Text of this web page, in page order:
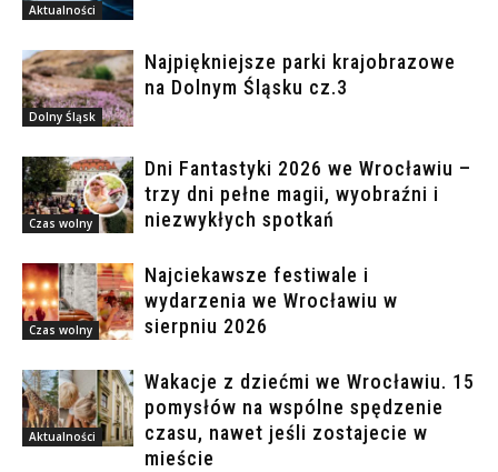
Aktualności
Dolny Śląsk
Najpiękniejsze parki krajobrazowe
na Dolnym Śląsku cz.3
Czas wolny
Dni Fantastyki 2026 we Wrocławiu –
trzy dni pełne magii, wyobraźni i
niezwykłych spotkań
Czas wolny
Najciekawsze festiwale i
wydarzenia we Wrocławiu w
sierpniu 2026
Aktualności
Wakacje z dziećmi we Wrocławiu. 15
pomysłów na wspólne spędzenie
czasu, nawet jeśli zostajecie w
mieście